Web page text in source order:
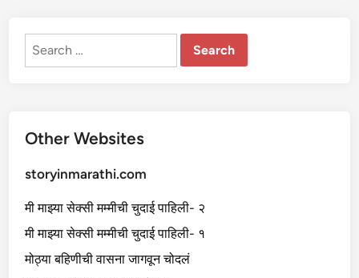
Search
Other Websites
storyinmarathi.com
मी माझ्या सेक्सी मम्मीची चुदाई पाहिली- २
मी माझ्या सेक्सी मम्मीची चुदाई पाहिली- १
मोठ्या बहिणीची वासना जागवून चोदलं